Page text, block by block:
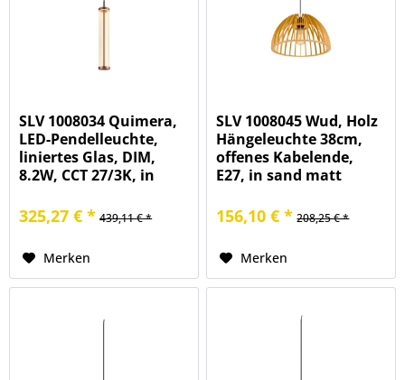
SLV 1008034 Quimera,
LED-Pendelleuchte,
liniertes Glas, DIM,
8.2W, CCT 27/3K, in
325,27 € * 439,11 € *
Merken
SLV 1008045 Wud, Holz
Hängeleuchte 38cm,
offenes Kabelende,
E27, in sand matt
156,10 € * 208,25 € *
Merken